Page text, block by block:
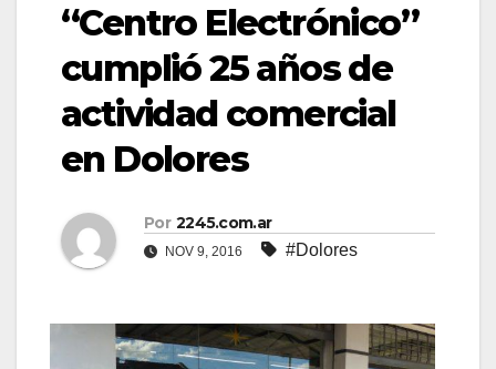
“Centro Electrónico”
cumplió 25 años de
actividad comercial
en Dolores
Por 2245.com.ar
NOV 9, 2016 #Dolores